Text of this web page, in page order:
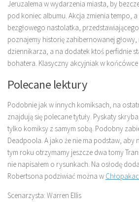
Jeruzalema w wydarzenia miasta, by
pod koniec albumu. Akcja zmienia tempo,
bezgłowego nastolatka,
poznajemy historię zahibernowanej
dziennikarza, a na dodatek ktoś perfidnie
bohatera. Klasyczny akcyjniak w końcówce
Polecane lektury
Podobnie jak w innych komiksach, na
znajdują się polecane tytuły. Pyskaty
tylko komiksy z samym sobą. Podobny
Deadpoola. A jako że nie ma podstaw, aby
tym roku otrzymamy jeszcze dwa tomy
nie napisałem o rysunkach. Na osłodę
Robertsona podziwiać można w
Scenarzysta: Warren Ellis